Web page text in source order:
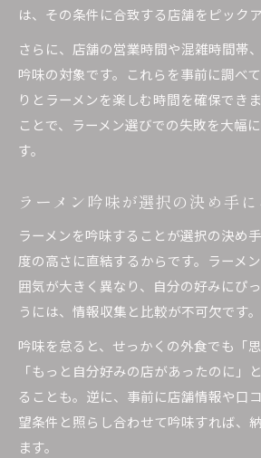
は、その条件に合致する店舗をピック
さらに、店舗の営業時間や混雑時間帯
吟味の対象です。これらを事前に調べ
りとラーメンを楽しむ時間を確保でき
ことで、ラーメン選びでの失敗を大幅
す。
ラーメン吟味が選択の決め手
ラーメンを吟味することが選択の決め
度の高さに直結するからです。ラーメ
囲気が大きく異なり、自分の好みにぴ
うには、情報収集と比較が不可欠です。
吟味を怠ると、せっかくの外食でも「
「もっと自分好みの店があったのに」
ることも。逆に、事前に店舗情報や口
望条件と照らし合わせて吟味すれば、
ます。